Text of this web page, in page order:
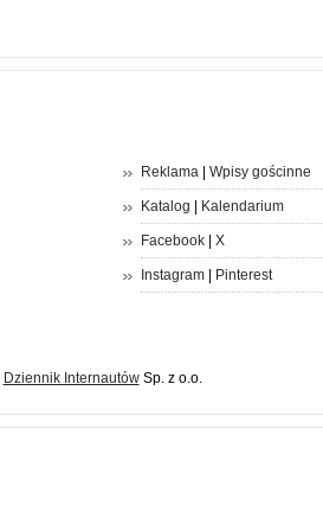
Reklama| Wpisy gościnne
Katalog Kalendarium
Facebook| X
Instagram| Pinterest
Dziennik InternautówSp. z o.o.